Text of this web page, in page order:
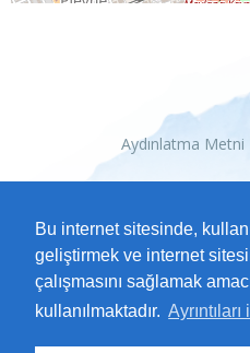
Bu internet sitesinde,
geliştirmek ve internet
çalışmasını sağlamak
kullanılmaktadır.
Aydınlatma Metni